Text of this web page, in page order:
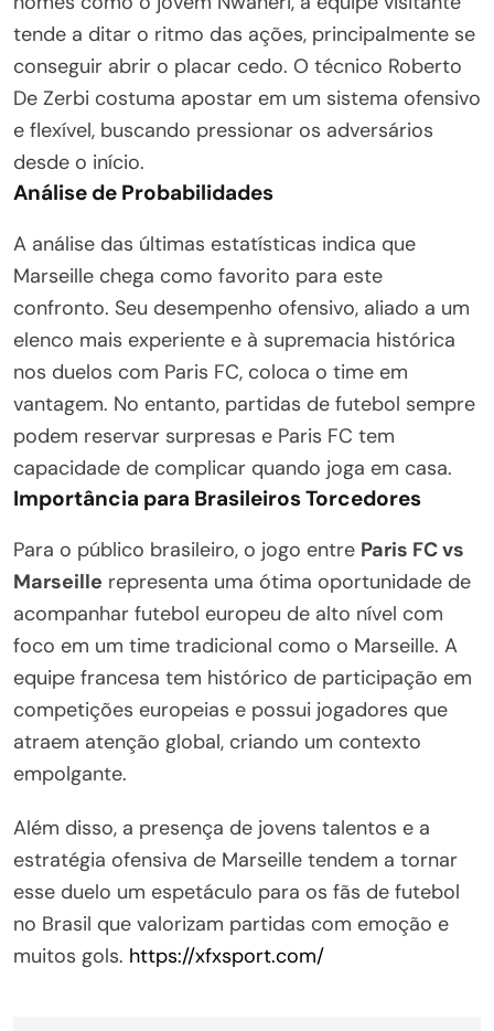
tende a ditar o ritmo das ações, principalmente se
conseguir abrir o placar cedo. O técnico Roberto
De Zerbi costuma apostar em um sistema ofensivo
e flexível, buscando pressionar os adversários
desde o início.
Análise de Probabilidades
A análise das últimas estatísticas indica que
Marseille chega como favorito para este
confronto. Seu desempenho ofensivo, aliado a um
elenco mais experiente e à supremacia histórica
nos duelos com Paris FC, coloca o time em
vantagem. No entanto, partidas de futebol sempre
podem reservar surpresas e Paris FC tem
capacidade de complicar quando joga em casa.
Importância para Brasileiros Torcedores
Para o público brasileiro, o jogo entre Paris FC vs
Marseille representa uma ótima oportunidade de
acompanhar futebol europeu de alto nível com
foco em um time tradicional como o Marseille. A
equipe francesa tem histórico de participação em
competições europeias e possui jogadores que
atraem atenção global, criando um contexto
empolgante.
Além disso, a presença de jovens talentos e a
estratégia ofensiva de Marseille tendem a tornar
esse duelo um espetáculo para os fãs de futebol
no Brasil que valorizam partidas com emoção e
muitos gols. https://xfxsport.com/